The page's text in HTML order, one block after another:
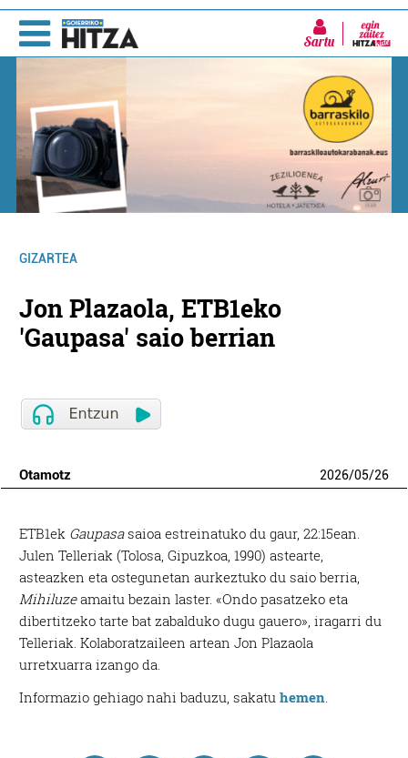
Sartu
GIZARTEA
Jon Plazaola, ETB1eko
'Gaupasa' saio berrian
Otamotz 2026/05/26
ETB1ek Gaupasasaioa estreinatuko du gaur, 22:15ean.
Julen Telleriak (Tolosa, Gipuzkoa, 1990) astearte,
asteazken eta ostegunetan aurkeztuko du saio berria,
Mihiluzeamaitu bezain laster. «Ondo pasatzeko eta
dibertitzeko tarte bat zabalduko dugu gauero», iragarri du
Telleriak. Kolaboratzaileen artean Jon Plazaola
urretxuarra izango da.
Informazio gehiago nahi baduzu, sakatuhemen.